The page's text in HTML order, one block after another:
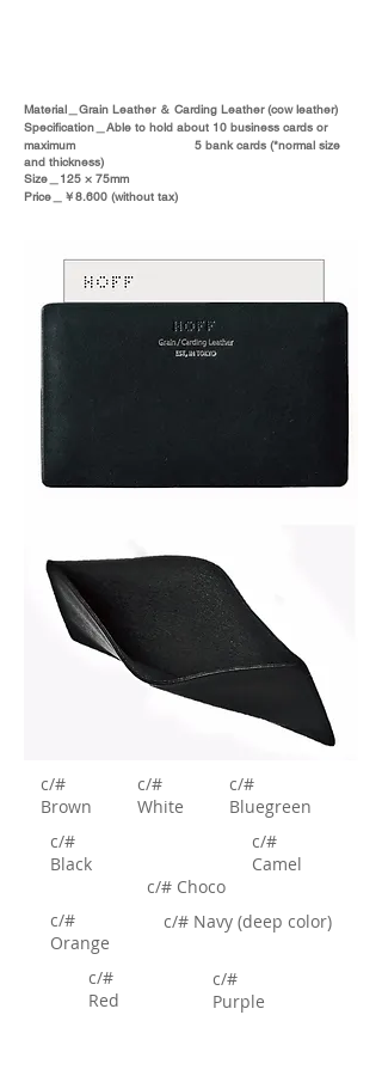
Material＿Grain Leather ＆ Carding Leather (cow leather)
Speciﬁcation
Able to hold about 10 business cards or
maximum
5 bank cards (*normal size
and thickness)
Size
125 × 75mm
Price＿￥8.600 (without tax)
c/#
Brown
c/#
Black
c/#
White
c/#
Bluegreen
c/#
Camel
c/# Choco
c/#
Orange
c/#
Red
c/# Navy (deep color)
c/#
Purple